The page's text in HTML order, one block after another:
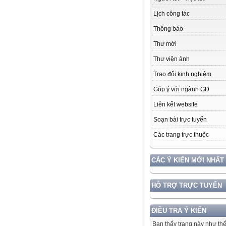
Lịch công tác
Thông báo
Thư mời
Thư viện ảnh
Trao đổi kinh nghiệm
Góp ý với ngành GD
Liên kết website
Soạn bài trực tuyến
Các trang trực thuộc
CÁC Ý KIẾN MỚI NHẤT
HỖ TRỢ TRỰC TUYẾN
ĐIỀU TRA Ý KIẾN
Bạn thấy trang này như